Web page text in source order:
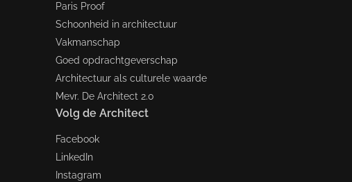
Paris Proof
Schoonheid in architectuur
Vakmanschap
Goed opdrachtgeverschap
Architectuur als culturele waarde
Mevr. De Architect 2.0
Volg de Architect
Facebook
LinkedIn
Instagram